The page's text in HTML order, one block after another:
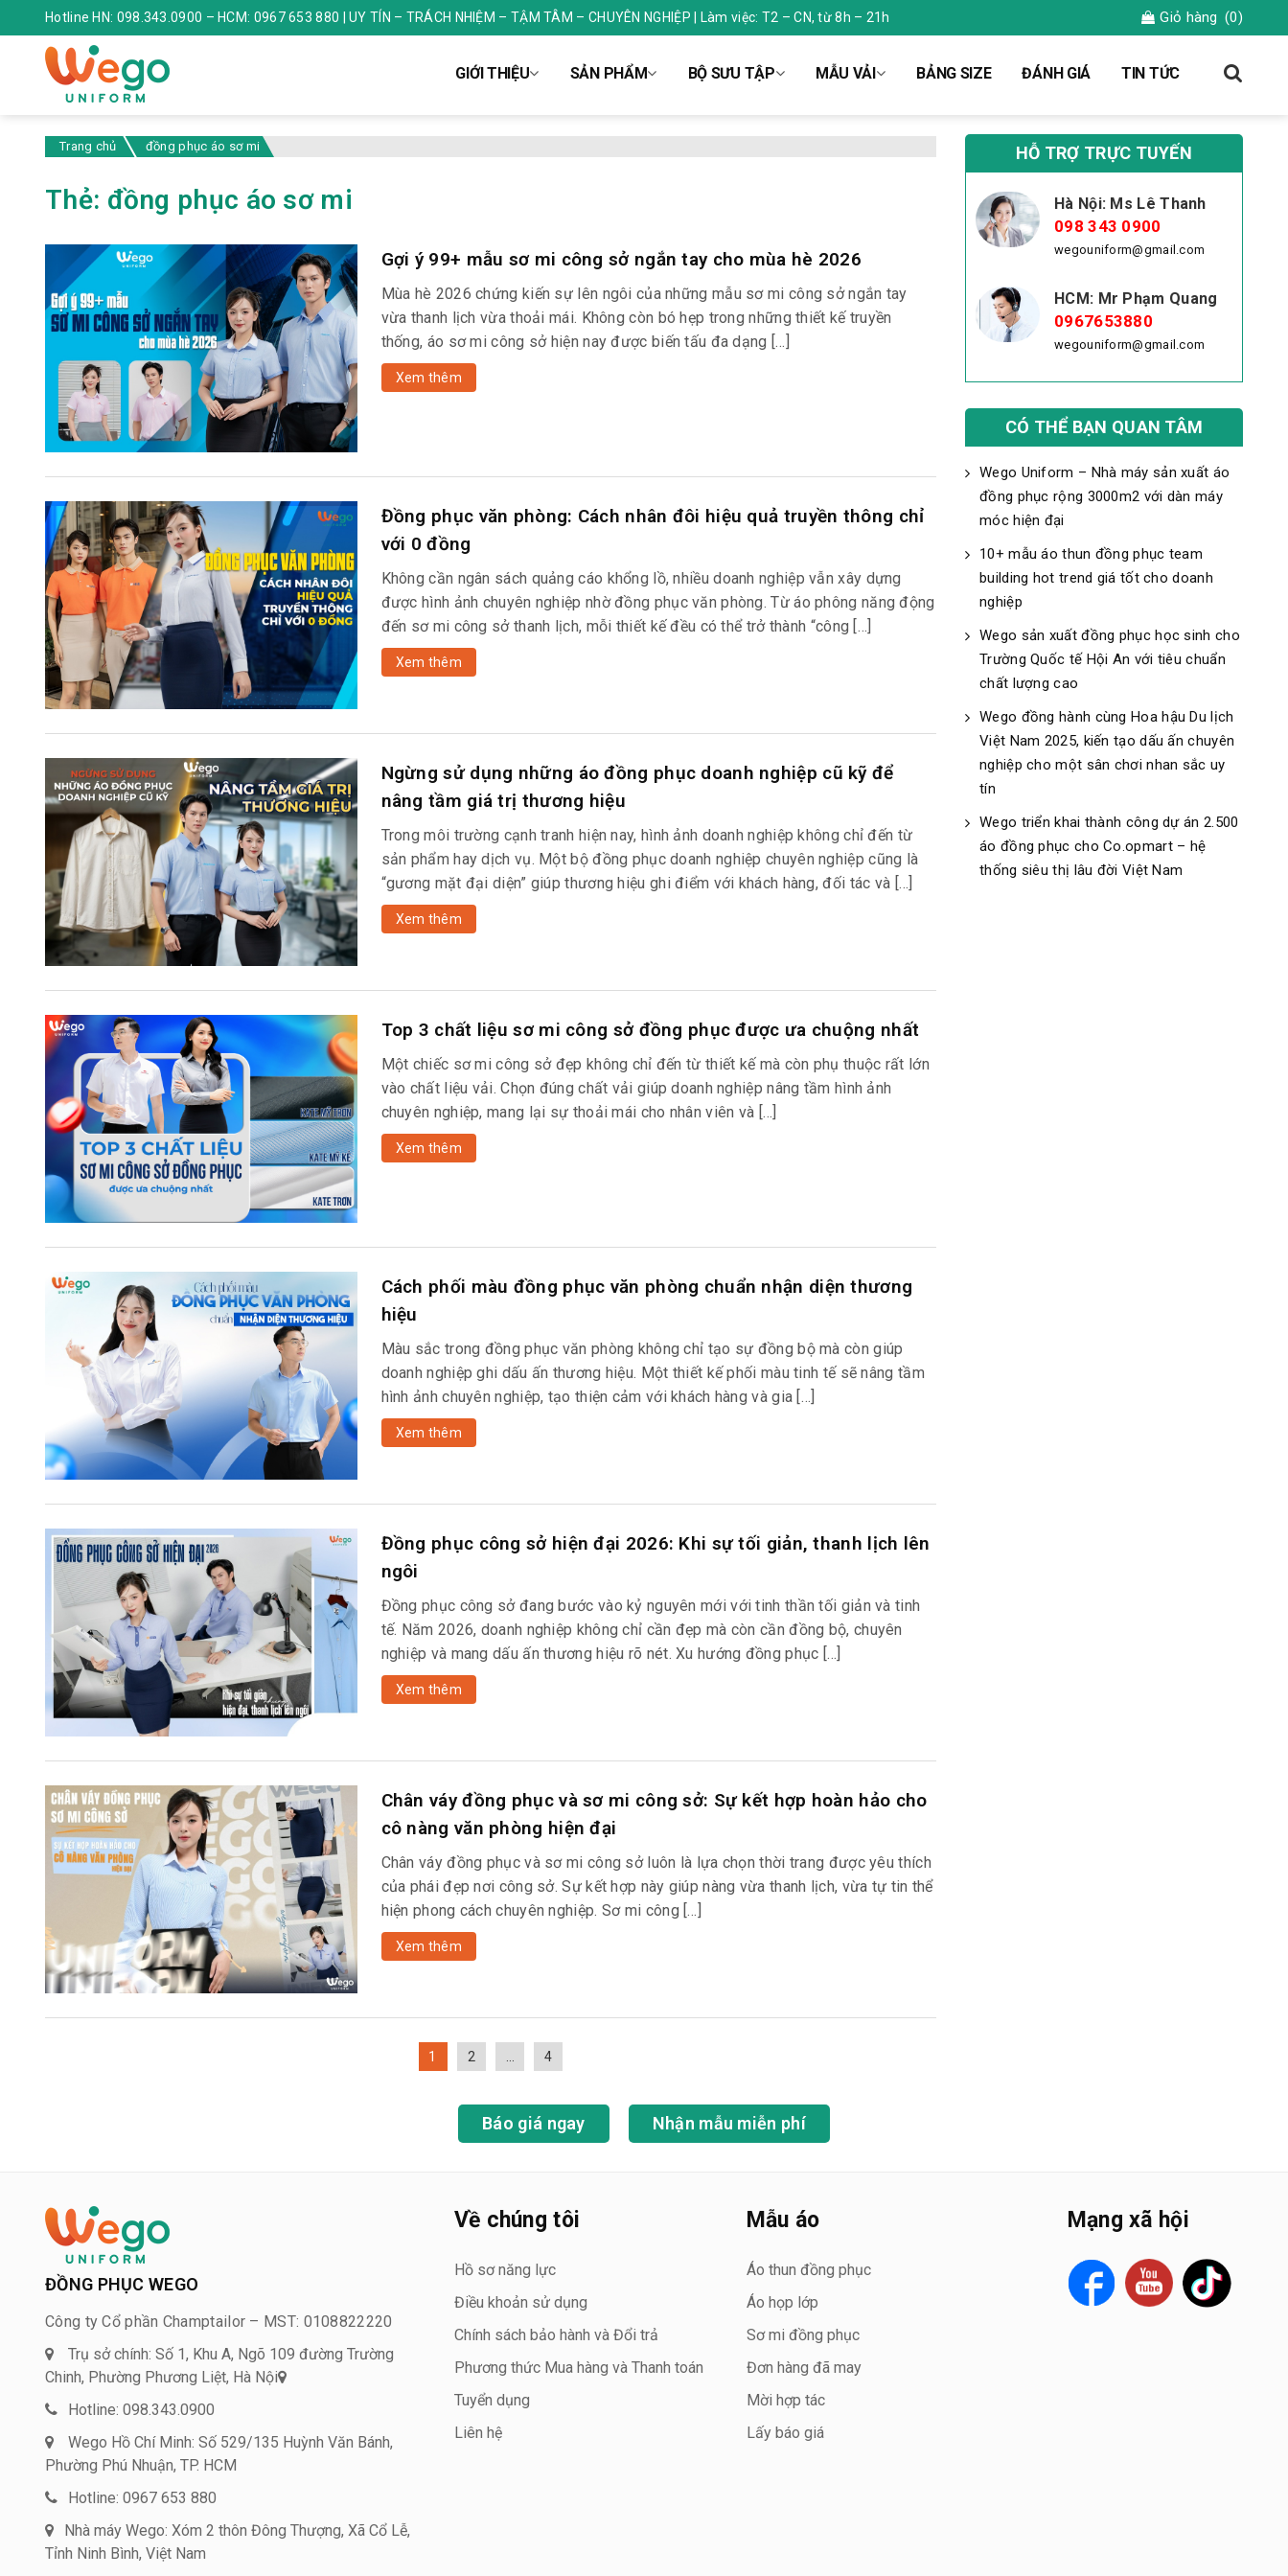
Hotline HN: 098.343.0900 – HCM: 0967 653 880 | UY TÍN – TRÁCH NHIỆM – TẬM TÂM – CHUYÊN NGHIỆP | Làm việc: T2 – CN, từ 8h – 21h Giỏ hàng (0)
GIỚI THIỆU SẢN PHẨM BỘ SƯU TẬP MẪU VẢI BẢNG SIZE ĐÁNH GIÁ TIN TỨC
Trang chủ đồng phục áo sơ mi
Thẻ: đồng phục áo sơ mi
Gợi ý 99+ mẫu sơ mi công sở ngắn tay cho mùa hè 2026
Mùa hè 2026 chứng kiến sự lên ngôi của những mẫu sơ mi công sở ngắn tay
vừa thanh lịch vừa thoải mái. Không còn bó hẹp trong những thiết kế truyền
thống, áo sơ mi công sở hiện nay được biến tấu đa dạng […]
Xem thêm
Đồng phục văn phòng: Cách nhân đôi hiệu quả truyền thông chỉ
với 0 đồng
Không cần ngân sách quảng cáo khổng lồ, nhiều doanh nghiệp vẫn xây dựng
được hình ảnh chuyên nghiệp nhờ đồng phục văn phòng. Từ áo phông năng động
đến sơ mi công sở thanh lịch, mỗi thiết kế đều có thể trở thành “công […]
Xem thêm
Ngừng sử dụng những áo đồng phục doanh nghiệp cũ kỹ để
nâng tầm giá trị thương hiệu
Trong môi trường cạnh tranh hiện nay, hình ảnh doanh nghiệp không chỉ đến từ
sản phẩm hay dịch vụ. Một bộ đồng phục doanh nghiệp chuyên nghiệp cũng là
“gương mặt đại diện” giúp thương hiệu ghi điểm với khách hàng, đối tác và […]
Xem thêm
Top 3 chất liệu sơ mi công sở đồng phục được ưa chuộng nhất
Một chiếc sơ mi công sở đẹp không chỉ đến từ thiết kế mà còn phụ thuộc rất lớn
vào chất liệu vải. Chọn đúng chất vải giúp doanh nghiệp nâng tầm hình ảnh
chuyên nghiệp, mang lại sự thoải mái cho nhân viên và […]
Xem thêm
Cách phối màu đồng phục văn phòng chuẩn nhận diện thương
hiệu
Màu sắc trong đồng phục văn phòng không chỉ tạo sự đồng bộ mà còn giúp
doanh nghiệp ghi dấu ấn thương hiệu. Một thiết kế phối màu tinh tế sẽ nâng tầm
hình ảnh chuyên nghiệp, tạo thiện cảm với khách hàng và gia […]
Xem thêm
Đồng phục công sở hiện đại 2026: Khi sự tối giản, thanh lịch lên
ngôi
Đồng phục công sở đang bước vào kỷ nguyên mới với tinh thần tối giản và tinh
tế. Năm 2026, doanh nghiệp không chỉ cần đẹp mà còn cần đồng bộ, chuyên
nghiệp và mang dấu ấn thương hiệu rõ nét. Xu hướng đồng phục […]
Xem thêm
Chân váy đồng phục và sơ mi công sở: Sự kết hợp hoàn hảo cho
cô nàng văn phòng hiện đại
Chân váy đồng phục và sơ mi công sở luôn là lựa chọn thời trang được yêu thích
của phái đẹp nơi công sở. Sự kết hợp này giúp nàng vừa thanh lịch, vừa tự tin thể
hiện phong cách chuyên nghiệp. Sơ mi công […]
Xem thêm
1 2 4
HỖ TRỢ TRỰC TUYẾN
Hà Nội: Ms Lê Thanh
098 343 0900
wegouniform@gmail.com
HCM: Mr Phạm Quang
0967653880
wegouniform@gmail.com
CÓ THỂ BẠN QUAN TÂM
Wego Uniform – Nhà máy sản xuất áo
đồng phục rộng 3000m2 với dàn máy
móc hiện đại
10+ mẫu áo thun đồng phục team
building hot trend giá tốt cho doanh
nghiệp
Wego sản xuất đồng phục học sinh cho
Trường Quốc tế Hội An với tiêu chuẩn
chất lượng cao
Wego đồng hành cùng Hoa hậu Du lịch
Việt Nam 2025, kiến tạo dấu ấn chuyên
nghiệp cho một sân chơi nhan sắc uy
tín
Wego triển khai thành công dự án 2.500
áo đồng phục cho Co.opmart – hệ
thống siêu thị lâu đời Việt Nam
Báo giá ngay Nhận mẫu miễn phí
ĐỒNG PHỤC WEGO
Công ty Cổ phần Champtailor – MST: 0108822220
Trụ sở chính: Số 1, Khu A, Ngõ 109 đường Trường
Chinh, Phường Phương Liệt, Hà Nội
Hotline: 098.343.0900
Wego Hồ Chí Minh: Số 529/135 Huỳnh Văn Bánh,
Phường Phú Nhuận, TP. HCM
Hotline: 0967 653 880
Nhà máy Wego: Xóm 2 thôn Đông Thượng, Xã Cổ Lễ,
Tỉnh Ninh Bình, Việt Nam
Về chúng tôi
Hồ sơ năng lực
Điều khoản sử dụng
Chính sách bảo hành và Đổi trả
Phương thức Mua hàng và Thanh toán
Tuyển dụng
Liên hệ
Mẫu áo
Áo thun đồng phục
Áo họp lớp
Sơ mi đồng phục
Đơn hàng đã may
Mời hợp tác
Lấy báo giá
Mạng xã hội